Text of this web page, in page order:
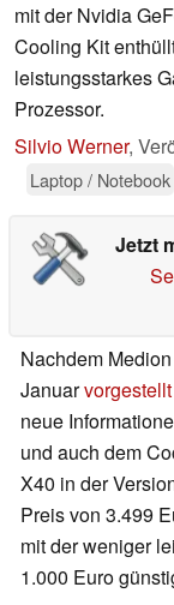
mit der Nvidia
Cooling Kit
leistungsstarkes
Prozessor.
Silvio Werner,
Laptop / Notebook
Jetzt
Nachdem
Januar
neue
und auch dem
X40 in der
Preis von 3.499
mit der weniger
1.000 Euro